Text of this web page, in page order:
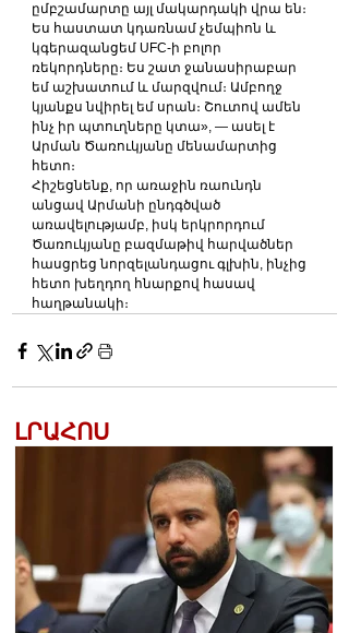
ըմբշամարտը այլ մակարդակի վրա են։
Ես հաստատ կդառնամ չեմպիոն և
կգերազանցեմ UFC-ի բոլոր
ռեկորդները։ Ես շատ ջանասիրաբար
եմ աշխատում և մարզվում։ Ամբողջ
կյանքս նվիրել եմ սրան։ Շուտով ամեն
ինչ իր պտուղները կտա», — ասել է
Արման Ծառուկյանը մենամարտից
հետո։
Հիշեցնենք, որ առաջին ռաունդն
անցավ Արմանի ընդգծված
առավելությամբ, իսկ երկրորդում
Ծառուկյանը բազմաթիվ հարվածներ
հասցրեց նորզելանդացու գլխին, ինչից
հետո խեղդող հնարքով հասավ
հաղթանակի։
ԼՐԱՀՈՍ